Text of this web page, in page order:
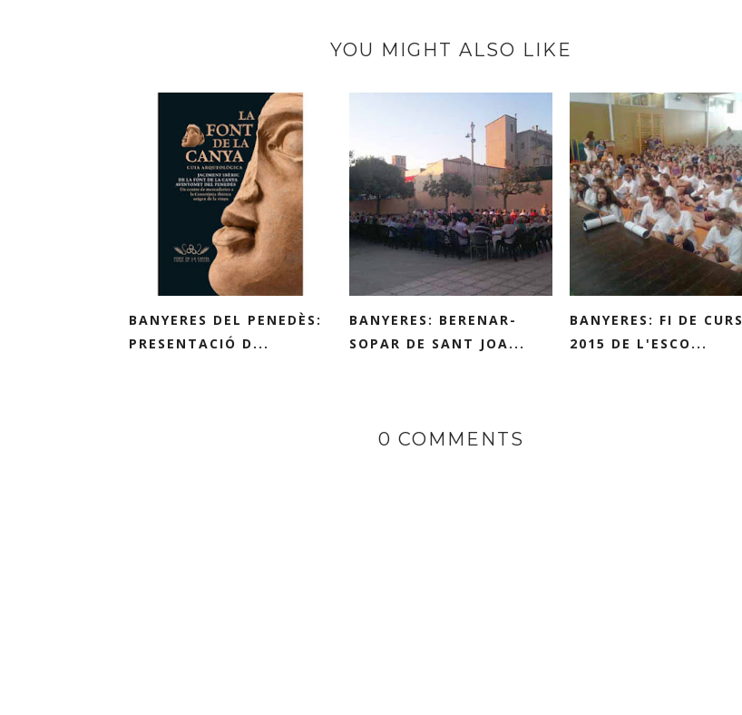
YOU MIGHT ALSO LIKE
BANYERES DEL PENEDÈS:
PRESENTACIÓ D...
BANYERES: BERENAR-
SOPAR DE SANT JOA...
BANYERES: FI DE CURS
2015 DE L'ESCO...
0 COMMENTS